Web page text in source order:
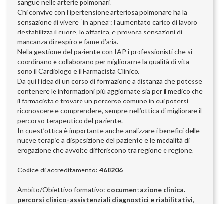
sangue nelle arterie polmonari.
Chi convive con l’ipertensione arteriosa polmonare ha la
sensazione di vivere “in apnea”: l’aumentato carico di lavoro
destabilizza il cuore, lo affatica, e provoca sensazioni di
mancanza di respiro e fame d’aria.
Nella gestione del paziente con IAP i professionisti che si
coordinano e collaborano per migliorarne la qualità di vita
sono il Cardiologo e il Farmacista Clinico.
Da qui l’idea di un corso di formazione a distanza che potesse
contenere le informazioni più aggiornate sia per il medico che
il farmacista e trovare un percorso comune in cui potersi
riconoscere e comprendere, sempre nell’ottica di migliorare il
percorso terapeutico del paziente.
In quest’ottica è importante anche analizzare i benefici delle
nuove terapie a disposizione del paziente e le modalità di
erogazione che avvolte differiscono tra regione e regione.
Codice di accreditamento: 468206
Ambito/Obiettivo formativo: documentazione clinica.
percorsi clinico-assistenziali diagnostici e riabilitativi,